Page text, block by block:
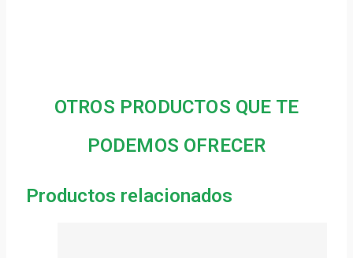
OTROS PRODUCTOS QUE TE
PODEMOS OFRECER
Productos relacionados